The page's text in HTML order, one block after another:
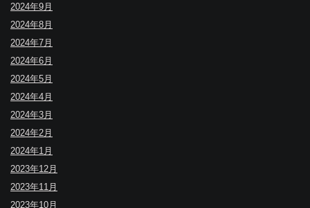
2024年9月
2024年8月
2024年7月
2024年6月
2024年5月
2024年4月
2024年3月
2024年2月
2024年1月
2023年12月
2023年11月
2023年10月